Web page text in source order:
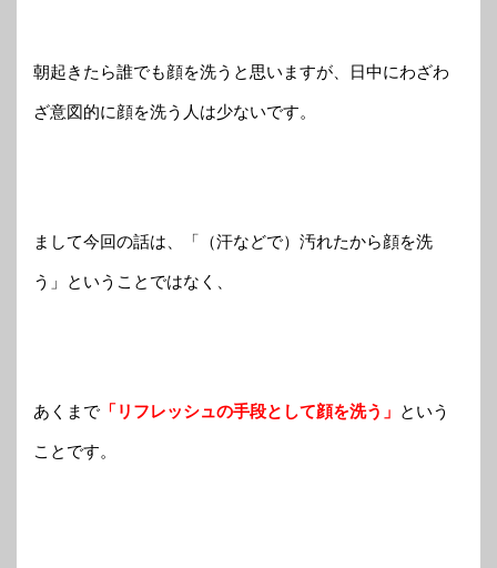
朝起きたら誰でも顔を洗うと思いますが、日中にわざわ
ざ意図的に顔を洗う人は少ないです。
まして今回の話は、「（汗などで）汚れたから顔を洗
う」ということではなく、
あくまで 「リフレッシュの手段として顔を洗う」 という
ことです。